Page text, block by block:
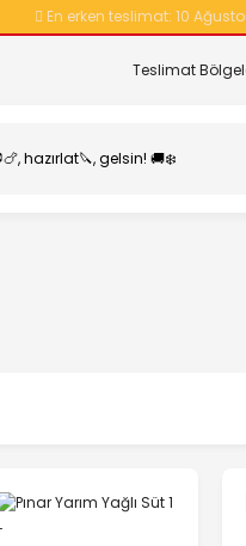
En erken teslimat: 10
Teslimat